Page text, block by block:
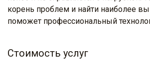
корень проблем и найти наиболее
поможет профессиональный
Стоимость услуг